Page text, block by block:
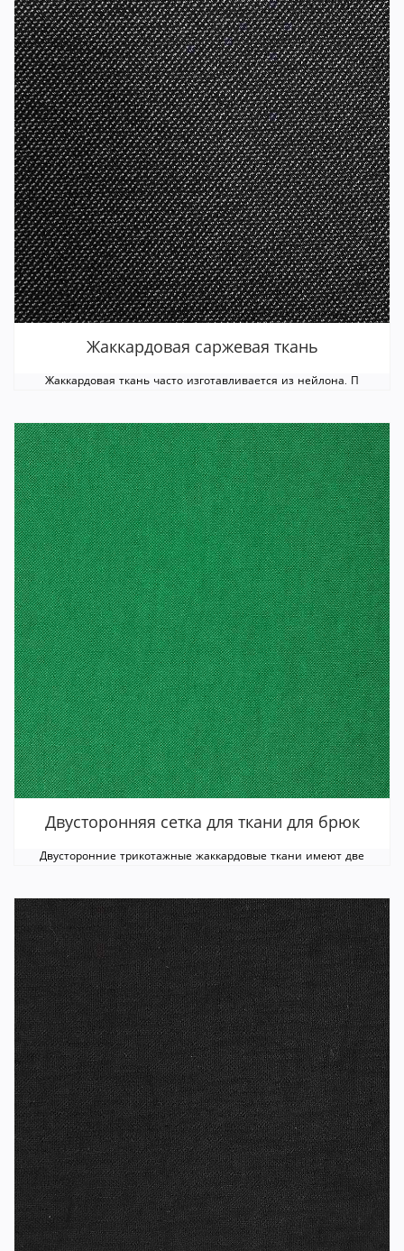
Жаккардовая саржевая ткань
Жаккардовая ткань часто изготавливается из нейлона. П
Двусторонняя сетка для ткани для брюк
Двусторонние трикотажные жаккардовые ткани имеют две